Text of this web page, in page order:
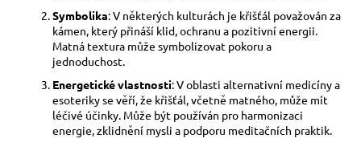
Symbolika: V některých kulturách je křišťál považován za
kámen, který přináší klid, ochranu a pozitivní energii.
Matná textura může symbolizovat pokoru a
jednoduchost.
Energetické vlastnosti: V oblasti alternativní medicíny a
esoteriky se věří, že křišťál, včetně matného, může mít
léčivé účinky. Může být používán pro harmonizaci
energie, zklidnění mysli a podporu meditačních praktik.